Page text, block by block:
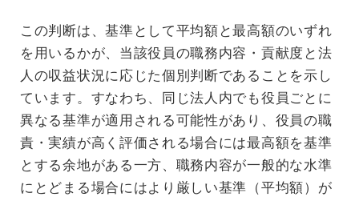
この判断は、基準として平均額と最高額のいずれ
を用いるかが、当該役員の職務内容・貢献度と法
人の収益状況に応じた個別判断であることを示し
ています。すなわち、同じ法人内でも役員ごとに
異なる基準が適用される可能性があり、役員の職
責・実績が高く評価される場合には最高額を基準
とする余地がある一方、職務内容が一般的な水準
にとどまる場合にはより厳しい基準（平均額）が